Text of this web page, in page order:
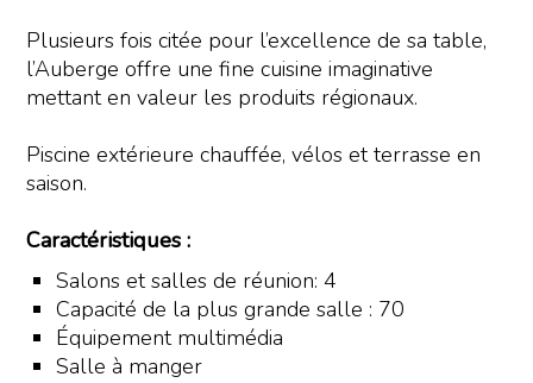
Plusieurs fois citée pour l’excellence de sa table,
l’Auberge offre une fine cuisine imaginative
mettant en valeur les produits régionaux.
Piscine extérieure chauffée, vélos et terrasse en
saison.
Caractéristiques :
Salons et salles de réunion: 4
Capacité de la plus grande salle : 70
Équipement multimédia
Salle à manger